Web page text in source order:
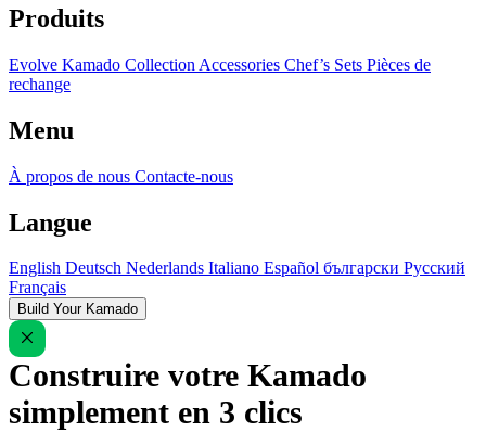
Produits
Evolve Kamado Collection Accessories Chef’s Sets Pièces de
rechange
Menu
À propos de nous Contacte-nous
Langue
English Deutsch Nederlands Italiano Español български Русский
Français
Build Your Kamado
Construire votre Kamado
simplement en 3 clics